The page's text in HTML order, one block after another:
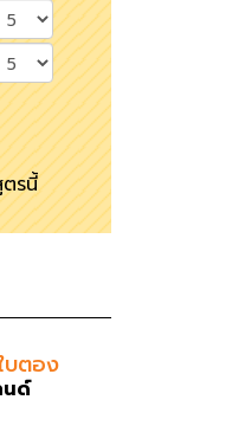
รนี้
บตอง
นด์